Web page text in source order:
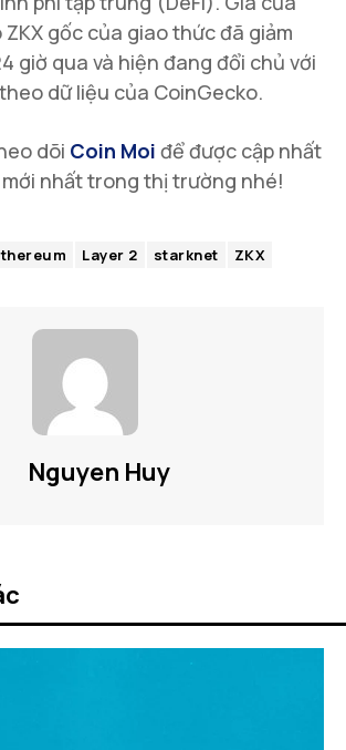
gốc của giao thức đã giảm
giờ qua và hiện đang đổi chủ với
dữ liệu của CoinGecko.
dõi Coin Moi để được cập nhất
nhất trong thị trường nhé!
Layer 2 starknet ZKX
Nguyen Huy